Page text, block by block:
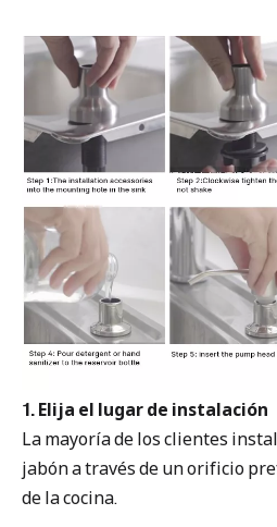
1. Elija el lugar de instalación
La mayoría de los clientes
jabón a través de un orificio
de la cocina.